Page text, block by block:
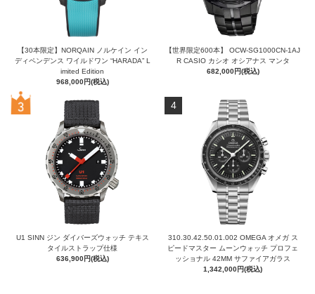
【30本限定】NORQAIN ノルケイン イン
ディペンデンス ワイルドワン “HARADA” L
imited Edition
968,000円(税込)
【世界限定600本】 OCW-SG1000CN-1AJ
R CASIO カシオ オシアナス マンタ
682,000円(税込)
U1 SINN ジン ダイバーズウォッチ テキス
タイルストラップ仕様
636,900円(税込)
4
310.30.42.50.01.002 OMEGA オメガ ス
ピードマスター ムーンウォッチ プロフェ
ッショナル 42MM サファイアガラス
1,342,000円(税込)